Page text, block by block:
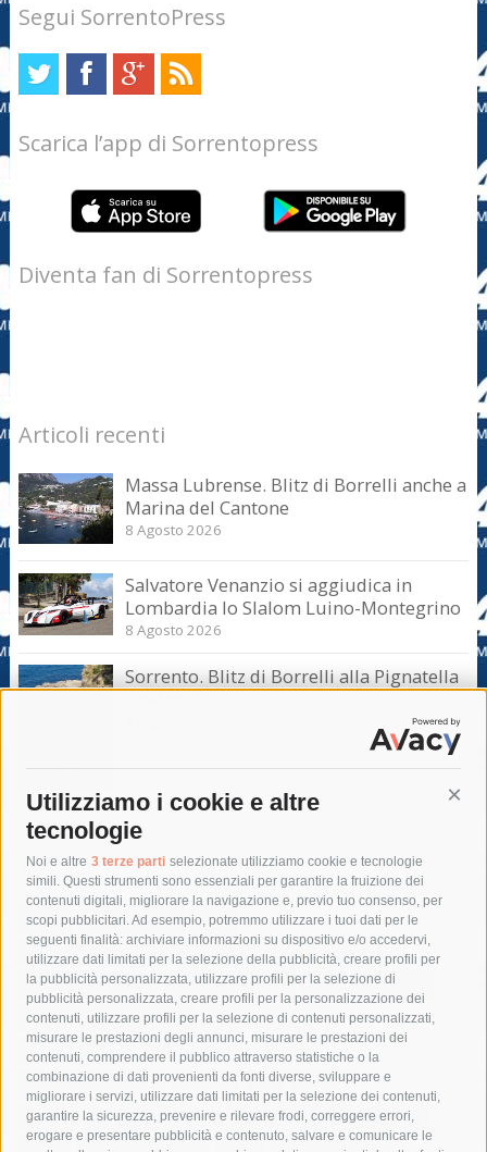
Utilizziamo i cookie e altre
tecnologie
Noi e altre 3 terze parti selezionate utilizziamo cookie e tecnologie
simili. Questi strumenti sono essenziali per garantire la fruizione dei
contenuti digitali, migliorare la navigazione e, previo tuo consenso, per
scopi pubblicitari. Ad esempio, potremmo utilizzare i tuoi dati per le
seguenti finalità: archiviare informazioni su dispositivo e/o accedervi,
utilizzare dati limitati per la selezione della pubblicità, creare profili per
la pubblicità personalizzata, utilizzare profili per la selezione di
pubblicità personalizzata, creare profili per la personalizzazione dei
contenuti, utilizzare profili per la selezione di contenuti personalizzati,
misurare le prestazioni degli annunci, misurare le prestazioni dei
contenuti, comprendere il pubblico attraverso statistiche o la
combinazione di dati provenienti da fonti diverse, sviluppare e
migliorare i servizi, utilizzare dati limitati per la selezione dei contenuti,
garantire la sicurezza, prevenire e rilevare frodi, correggere errori,
erogare e presentare pubblicità e contenuto, salvare e comunicare le
Segui SorrentoPress
Scarica l’app di Sorrentopress
Diventa fan di Sorrentopress
Articoli recenti
Massa Lubrense. Blitz di Borrelli anche a
Marina del Cantone
8 Agosto 2026
Salvatore Venanzio si aggiudica in
Lombardia lo Slalom Luino-Montegrino
8 Agosto 2026
Sorrento. Blitz di Borrelli alla Pignatella
– video –
Tag
acqua allerta meteo
anas
area marina protetta di punta campanella
arresto
Asl Napoli 3 sud
capitaneria di porto capri
carabinieri
castellammare di stabia
circumvesuviana
comune di sorrento
concerto
contagi
costiera amalfitana
covid-19 eav
elezioni
fondazione sorrento
gori guardia costiera
incidente